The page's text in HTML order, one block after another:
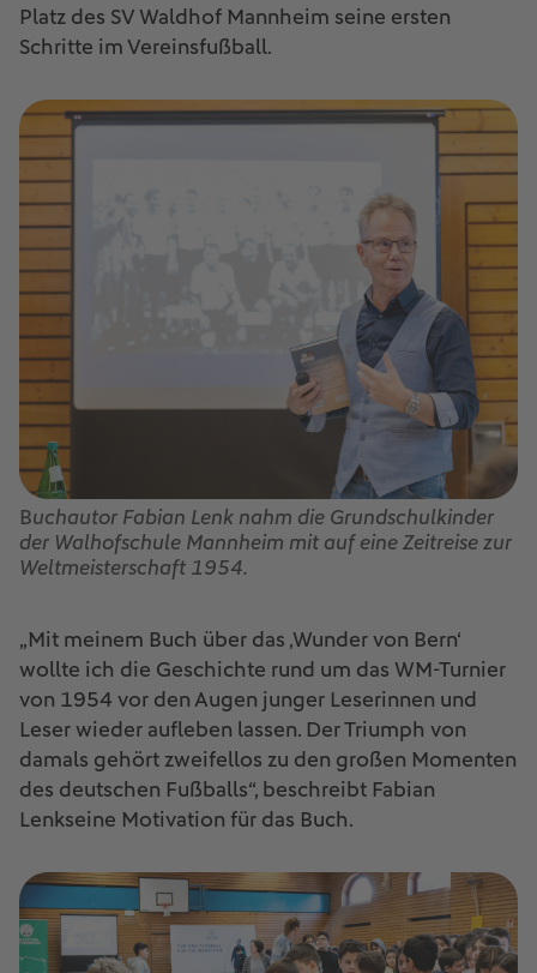
Platz des SV Waldhof Mannheim seine ersten
Schritte im Vereinsfußball.
Buchautor Fabian Lenk nahm die Grundschulkinder
der Walhofschule Mannheim mit auf eine Zeitreise zur
Weltmeisterschaft 1954.
„Mit meinem Buch über das ‚Wunder von Bern‘
wollte ich die Geschichte rund um das WM-Turnier
von 1954 vor den Augen junger Leserinnen und
Leser wieder aufleben lassen. Der Triumph von
damals gehört zweifellos zu den großen Momenten
des deutschen Fußballs“, beschreibt Fabian
Lenkseine Motivation für das Buch.